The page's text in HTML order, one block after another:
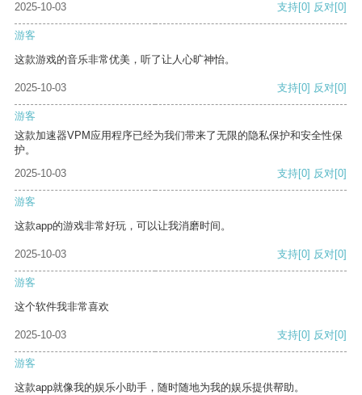
2025-10-03 支持[0] 反对[0]
游客
这款游戏的音乐非常优美，听了让人心旷神怡。
2025-10-03 支持[0] 反对[0]
游客
这款加速器VPM应用程序已经为我们带来了无限的隐私保护和安全性保
护。
2025-10-03
支持[0] 反对[0]
游客
这款app的游戏非常好玩，可以让我消磨时间。
2025-10-03 支持[0] 反对[0]
游客
这个软件我非常喜欢
2025-10-03 支持[0] 反对[0]
游客
这款app就像我的娱乐小助手，随时随地为我的娱乐提供帮助。